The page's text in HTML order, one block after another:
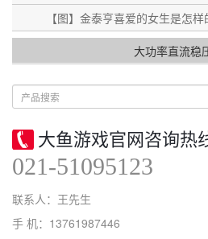
【图】金泰亨喜爱的女生是怎
大功率直流稳
大鱼游戏官网咨询热
021-51095123
联系人：王先生
手 机：13761987446